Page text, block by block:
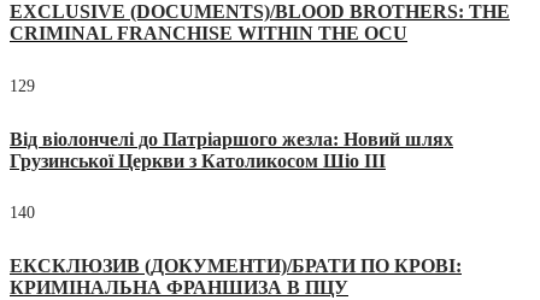
EXCLUSIVE (DOCUMENTS)/BLOOD BROTHERS: THE
CRIMINAL FRANCHISE WITHIN THE OCU
129
Від віолончелі до Патріаршого жезла: Новий шлях
Грузинської Церкви з Католикосом Шіо III
140
ЕКСКЛЮЗИВ (ДОКУМЕНТИ)/БРАТИ ПО КРОВІ:
КРИМІНАЛЬНА ФРАНШИЗА В ПЦУ